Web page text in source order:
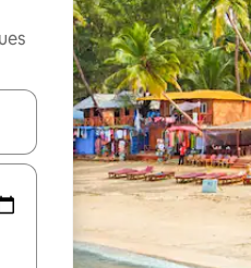
vers le haut et vers le bas pour